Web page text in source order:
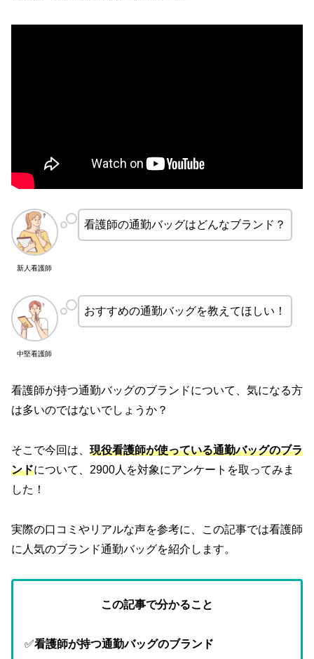
新人看護師
看護師の通勤バッグはどんなブランド？
中堅看護師
おすすめの通勤バッグを教えてほしい！
看護師が持つ通勤バッグのブランドについて、気になる方
は多いのではないでしょうか？
そこで今回は、 現役看護師が使っている通勤バッグのブラ
ンドについて、2900人を対象にアンケートを取ってみま
した！
実際の口コミやリアルな声を参考に、この記事では看護師
に人気のブランド通勤バッグを紹介します。
この記事で分かること
✅看護師が持つ通勤バッグのブランド